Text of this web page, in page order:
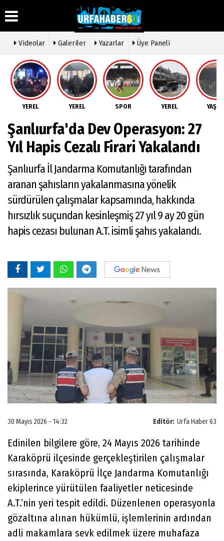
Üye Paneli
Haber
Arşivi
Arşivi
Günün
Haberleri
Hava
Durumu
Gazete
Anketler
Biyografiler
Köşe
Yazarları
Video
Foto
Galeri
Etkinlikler
Künye
İletişim
Çerez
Gizlilik
İlkeleri
Videolar Galeriler Yazarlar Üye Paneli
YEREL YEREL SPOR YEREL
Şanlıurfa'da Dev Operasyon: 27
Yıl Hapis Cezalı Firari Yakalandı
Şanlıurfa İl Jandarma Komutanlığı tarafından
aranan şahısların yakalanmasına yönelik
sürdürülen çalışmalar kapsamında, hakkında
hırsızlık suçundan kesinleşmiş 27 yıl 9 ay 20 gün
hapis cezası bulunan A.T. isimli şahıs yakalandı.
Editör: Urfa Haber 63
30 Mayıs 2026 - 14:32
Edinilen bilgilere göre, 24 Mayıs 2026 tarihinde
Karaköprü ilçesinde gerçekleştirilen çalışmalar
sırasında, Karaköprü İlçe Jandarma Komutanlığı
ekiplerince yürütülen faaliyetler neticesinde
A.T.’nin yeri tespit edildi. Düzenlenen operasyonla
gözaltına alınan hükümlü, işlemlerinin ardından
adli makamlara sevk edilmek üzere muhafaza